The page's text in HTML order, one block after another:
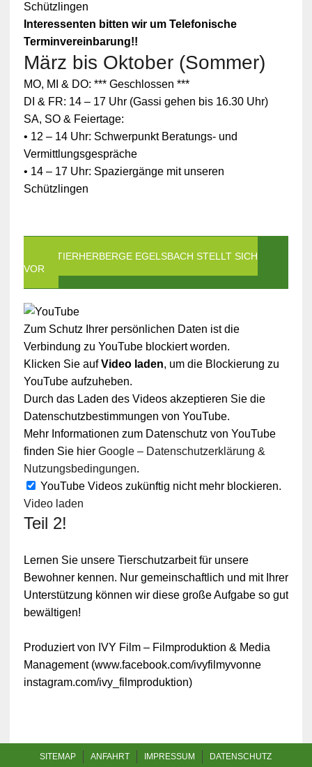
Schützlingen
Interessenten bitten wir um Telefonische
Terminvereinbarung!!
März bis Oktober (Sommer)
MO, MI & DO: *** Geschlossen ***
DI & FR: 14 – 17 Uhr (Gassi gehen bis 16.30 Uhr)
SA, SO & Feiertage:
• 12 – 14 Uhr: Schwerpunkt Beratungs- und
Vermittlungsgespräche
• 14 – 17 Uhr: Spaziergänge mit unseren
Schützlingen
DIE TIERHERBERGE EGELSBACH STELLT SICH
VOR
Zum Schutz Ihrer persönlichen Daten ist die
Verbindung zu YouTube blockiert worden.
Klicken Sie aufVideo laden, um die Blockierung zu
YouTube aufzuheben.
Durch das Laden des Videos akzeptieren Sie die
Datenschutzbestimmungen von YouTube.
Mehr Informationen zum Datenschutz von YouTube
finden Sie hier Google – Datenschutzerklärung &
Nutzungsbedingungen.
YouTube Videos zukünftig nicht mehr blockieren.
Video laden
Teil 2!
Lernen Sie unsere Tierschutzarbeit für unsere
Bewohner kennen. Nur gemeinschaftlich und mit Ihrer
Unterstützung können wir diese große Aufgabe so gut
bewältigen!
Produziert von IVY Film – Filmproduktion & Media
Management (www.facebook.com/ivyfilmyvonne
instagram.com/ivy_filmproduktion)
SITEMAP ANFAHRT IMPRESSUM DATENSCHUTZ